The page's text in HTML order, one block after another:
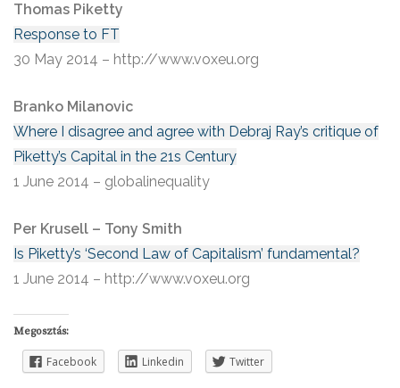
Thomas Piketty
Response to FT
30 May 2014 – http://www.voxeu.org
Branko Milanovic
Where I disagree and agree with Debraj Ray’s critique of
Piketty’s Capital in the 21s Century
1 June 2014 – globalinequality
Per Krusell – Tony Smith
Is Piketty’s ‘Second Law of Capitalism’ fundamental?
1 June 2014 – http://www.voxeu.org
Megosztás:
Facebook Linkedin Twitter